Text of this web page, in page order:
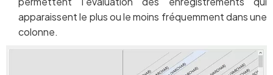
apparaissent le plus ou le moins fréquemment dans une
colonne.